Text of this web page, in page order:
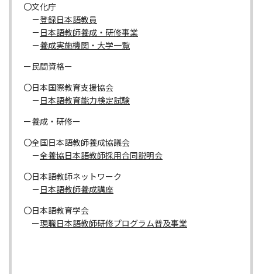
〇文化庁
－登録日本語教員
－ 日本語教師養成・研修事業
－養成実施機関・大学一覧
ー民間資格ー
〇日本国際教育支援協会
－ 日本語教育能力検定試験
ー養成・研修ー
〇全国日本語教師養成協議会
－全養協日本語教師採用合同説明会
〇日本語教師ネットワーク
－ 日本語教師養成講座
〇日本語教育学会
ー現職日本語教師研修プログラム普及事業